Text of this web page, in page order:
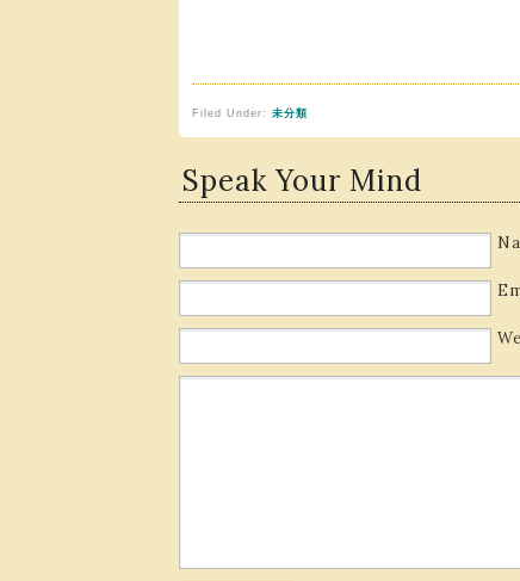
Filed Under: 未分類
Speak Your Mind